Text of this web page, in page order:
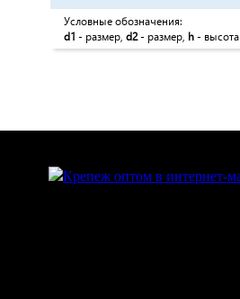
Условные обозначения:
d1 - размер, d2- размер, h - высота